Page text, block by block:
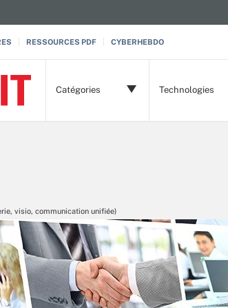
RESSOURCES PDF CYBERHEBDO
Catégories Technologies
visio, communication unifiée)